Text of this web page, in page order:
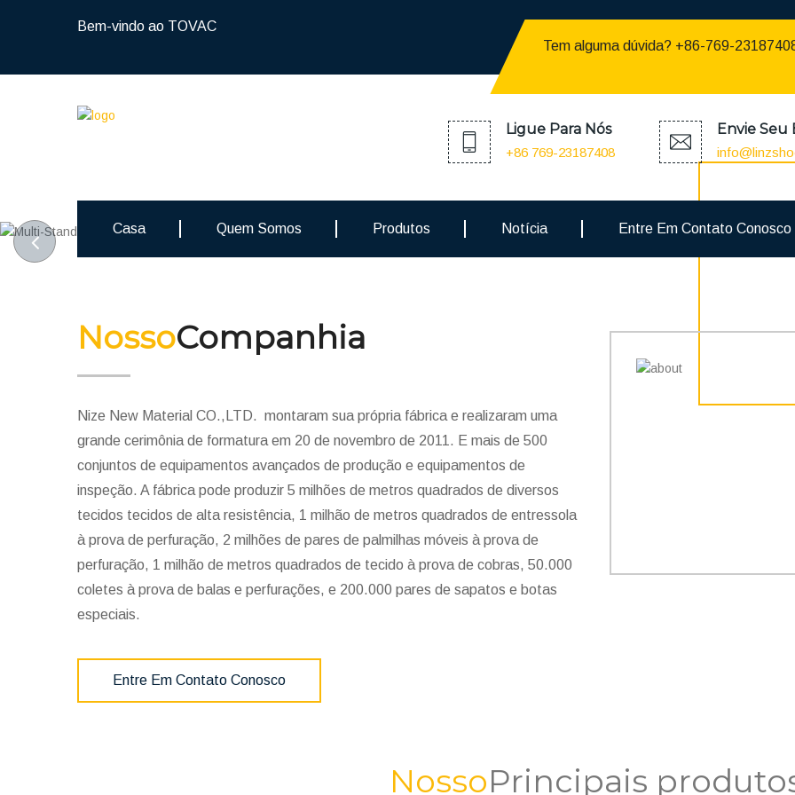
Bem-vindo ao TOVAC
Tem alguma dúvida? +86-769-
Ligue Para Nós
+86 769-23187408
Envie Seu
Casa Quem Somos Produtos Notícia Entre Em Contato Conosco
Tampas de dedo Multi-Standard
BIQUEIRA DE AÇO ANTI-QUEBRA
pode ser personalizado de acordo com
às necessidades do cliente
NossoCompanhia
Nize New Material CO.,LTD. montaram sua própria fábrica e realizaram uma
grande cerimônia de formatura em 20 de novembro de 2011. E mais de 500
conjuntos de equipamentos avançados de produção e equipamentos de
inspeção. A fábrica pode produzir 5 milhões de metros quadrados de diversos
tecidos tecidos de alta resistência, 1 milhão de metros quadrados de entressola
à prova de perfuração, 2 milhões de pares de palmilhas móveis à prova de
perfuração, 1 milhão de metros quadrados de tecido à prova de cobras, 50.000
coletes à prova de balas e perfurações, e 200.000 pares de sapatos e botas
especiais.
Entre Em Contato Conosco
NossoPrincipais